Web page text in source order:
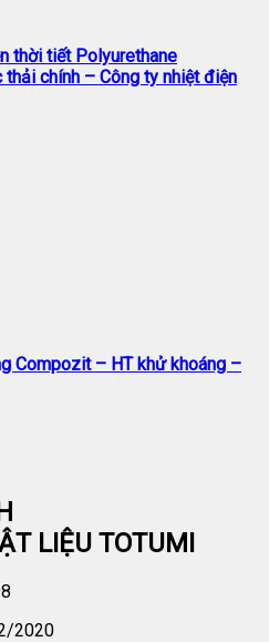
thời tiết Polyurethane
chính – Công ty nhiệt điện
Compozit – HT khử khoáng –
LIỆU TOTUMI
2020